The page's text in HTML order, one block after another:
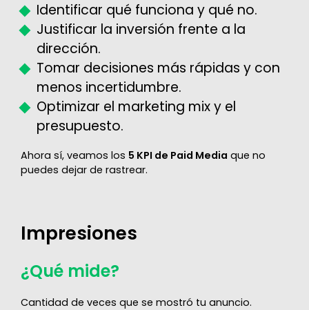
Identificar qué funciona y qué no.
Justificar la inversión frente a la
dirección.
Tomar decisiones más rápidas y con
menos incertidumbre.
Optimizar el marketing mix y el
presupuesto.
Ahora sí, veamos los 5 KPI de Paid Media que no
puedes dejar de rastrear.
Impresiones
¿Qué mide?
Cantidad de veces que se mostró tu anuncio.